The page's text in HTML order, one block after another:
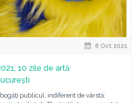
8 Oct 2021
10 zile de artă
publicul, indiferent de vârstă: